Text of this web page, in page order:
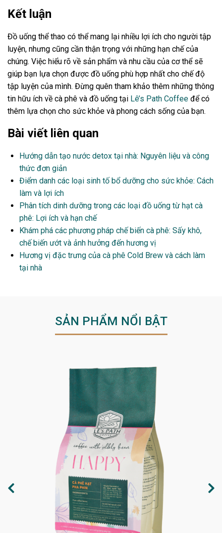
Kết luận
Đồ uống thể thao có thể mang lại nhiều lợi ích cho người tập
luyện, nhưng cũng cần thận trọng với những hạn chế của
chúng. Việc hiểu rõ về sản phẩm và nhu cầu của cơ thể sẽ
giúp bạn lựa chọn được đồ uống phù hợp nhất cho chế độ
tập luyện của mình. Đừng quên tham khảo thêm những thông
tin hữu ích về cà phê và đồ uống tại Lê’s Path Coffee để có
thêm lựa chọn cho sức khỏe và phong cách sống của bạn.
Bài viết liên quan
Hướng dẫn tạo nước detox tại nhà: Nguyên liệu và công
thức đơn giản
Điểm danh các loại sinh tố bổ dưỡng cho sức khỏe: Cách
làm và lợi ích
Phân tích dinh dưỡng trong các loại đồ uống từ hạt cà
phê: Lợi ích và hạn chế
Khám phá các phương pháp chế biến cà phê: Sấy khô,
chế biến ướt và ảnh hưởng đến hương vị
Hương vị đặc trưng của cà phê Cold Brew và cách làm
tại nhà
SẢN PHẨM NỔI BẬT